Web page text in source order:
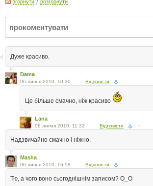
згорнути / розгорнути
Дуже красиво.
Dama
06 липня 2010, 10:30 Відповісти
Це більше смачно, ніж красиво
Lana
06 липня 2010, 11:32 Відповісти ↑
Надзвичайно смачно і ніжно.
Masha
06 липня 2010, 16:58 Відповісти
Тю, а чого воно сьогоднішнім записом? О_О